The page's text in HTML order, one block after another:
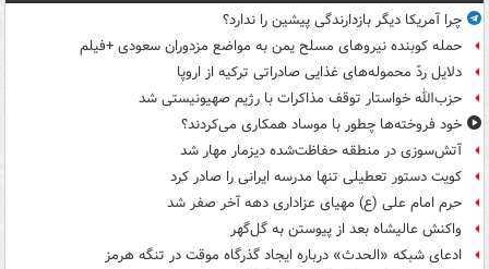
چرا آمریکا دیگر بازدارندگی پیشین را ندارد؟
حمله کوبنده نیروهای مسلح یمن به مواضع مزدوران سعودی +فیلم
دلایل ردّ محموله‌های غذایی صادراتی ترکیه از اروپا
حزب‌الله خواستار توقف مذاکرات با رژیم صهیونیستی شد
خود فروخته‌ها چطور با موساد همکاری می‌کردند؟
آتش‌سوزی در منطقه حفاظت‌شده دیزمار مهار شد
کویت دستور تعطیلی تنها مدرسه ایرانی را صادر کرد
حرم امام علی (ع) مهیای عزاداری دهه آخر صفر شد
واکنش عالیشاه بعد از پیوستن به گل‌گهر
ادعای شبکه «الحدث» درباره ایجاد گذرگاه موقت در تنگه هرمز